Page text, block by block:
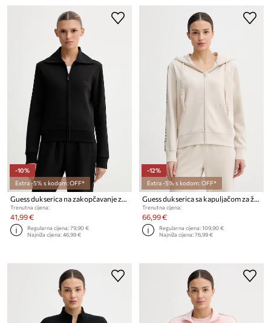
-10%
Extra -5% s kodom: OFF*
Guess dukserica na zakopčavanje za žene od pamuka HABI
Trenutna cijena:
41,99 €
Regularna cijena:79,90 €
Najniža cijena:46,99 €
-12%
Extra -5% s kodom: OFF*
Guess dukserica sa kapuljačom za žene X NORTH SAILS
Trenutna cijena:
66,99 €
Regularna cijena:109,90 €
Najniža cijena:76,99 €